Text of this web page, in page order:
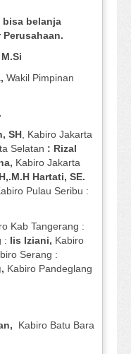
bisa belanja
M.Si
Wakil Pimpinan
SH, Kabiro Jakarta
Selatan : Rizal
Kabiro Jakarta
Hartati, SE.
Pulau Seribu :
Kab Tangerang :
: Iis Iziani, Kabiro
Serang :
Kabiro Pandeglang
Kabiro Batu Bara